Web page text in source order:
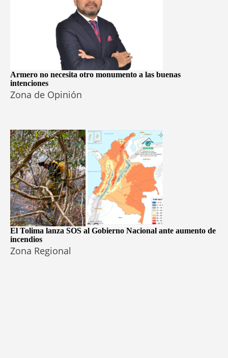
Armero no necesita otro monumento a las buenas
intenciones
Zona de Opinión
El Tolima lanza SOS al Gobierno Nacional ante aumento de
incendios
Zona Regional